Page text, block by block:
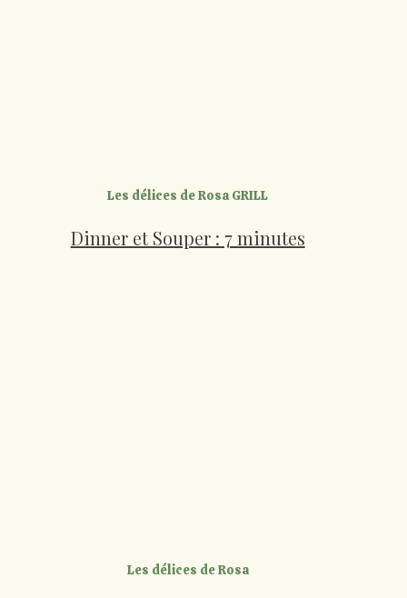
Les délices de Rosa GRILL
Dinner et Souper : 7 minutes
Les délices de Rosa